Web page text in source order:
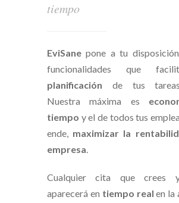
tiempo
EviSane pone a tu
funcionalidades que
planificación de tus
Nuestra máxima es
tiempo y el de todos tus
ende, maximizar la
empresa.
Cualquier cita que crees
aparecerá en tiempo real en la